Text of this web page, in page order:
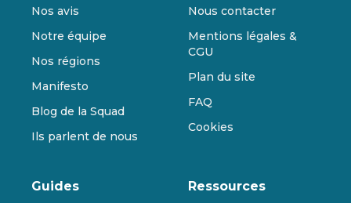
Nos avis
Notre équipe
Nos régions
Manifesto
Blog de la Squad
Ils parlent de nous
Nous contacter
Mentions légales &
CGU
Plan du site
FAQ
Cookies
Guides Ressources